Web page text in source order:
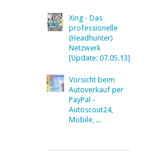
Xing - Das
professionelle
(Headhunter)
Netzwerk
[Update: 07.05.13]
Vorsicht beim
Autoverkauf per
PayPal -
Autoscout24,
Mobile, ...